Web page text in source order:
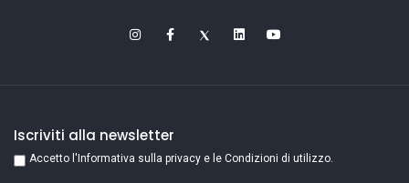
Iscriviti alla newsletter
Accetto l'Informativa sulla privacy e le Condizioni di utilizzo.